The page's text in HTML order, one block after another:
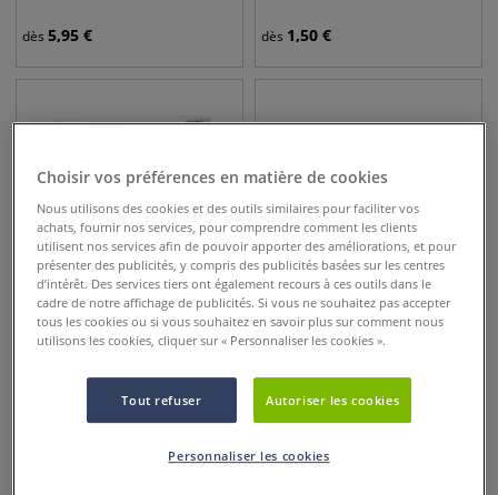
dès 5,95 € dès 1,50 €
40 options
Châssis classico 2
Gerstaecker
10,95€
13 options
Bois entoilé Gerstaecker
dès1,95€
Choisir vos préférences en matière de cookies
Nous utilisons des cookies et des outils similaires pour faciliter vos
achats, fournir nos services, pour comprendre comment les clients
utilisent nos services afin de pouvoir apporter des améliorations, et pour
présenter des publicités, y compris des publicités basées sur les centres
d’intérêt. Des services tiers ont également recours à ces outils dans le
cadre de notre affichage de publicités. Si vous ne souhaitez pas accepter
tous les cookies ou si vous souhaitez en savoir plus sur comment nous
utilisons les cookies, cliquer sur « Personnaliser les cookies ».
Tout refuser Autoriser les cookies
Personnaliser les cookies